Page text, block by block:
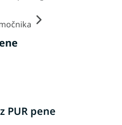
PUR pene